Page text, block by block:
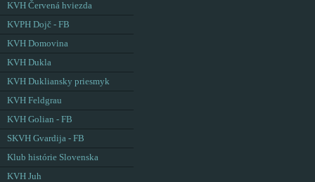
KVH Červená hviezda
KVPH Dojč - FB
KVH Domovina
KVH Dukla
KVH Dukliansky priesmyk
KVH Feldgrau
KVH Golian - FB
SKVH Gvardija - FB
Klub histórie Slovenska
KVH Juh